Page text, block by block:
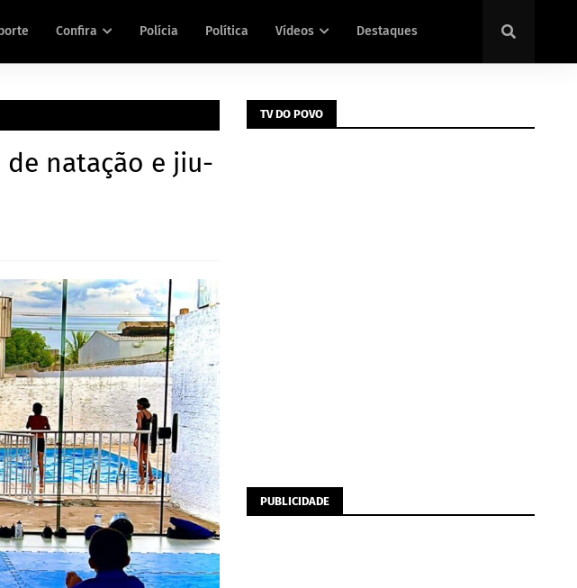
Confira Polícia Política Vídeos Destaques
natação e jiu-
TV DO POVO
PUBLICIDADE